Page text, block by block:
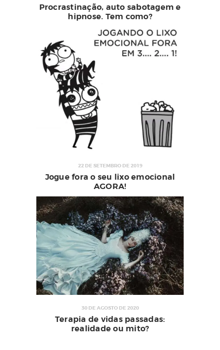
Procrastinação, auto sabotagem e
hipnose. Tem como?
22 DE SETEMBRO DE 2019
Jogue fora o seu lixo emocional
AGORA!
30 DE AGOSTO DE 2020
Terapia de vidas passadas:
realidade ou mito?